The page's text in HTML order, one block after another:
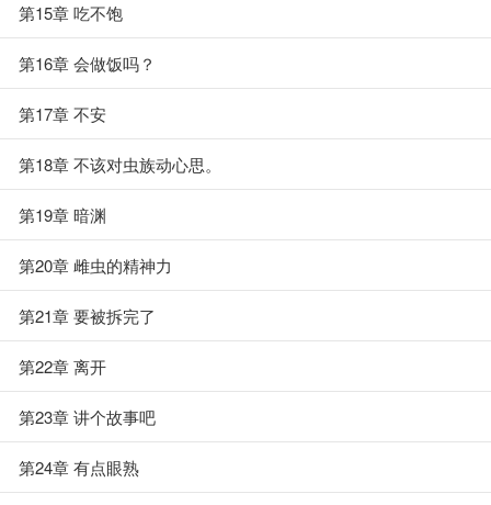
第15章 吃不饱
第16章 会做饭吗？
第17章 不安
第18章 不该对虫族动心思。
第19章 暗渊
第20章 雌虫的精神力
第21章 要被拆完了
第22章 离开
第23章 讲个故事吧
第24章 有点眼熟